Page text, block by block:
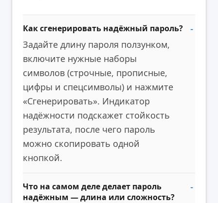
Как сгенерировать надёжный пароль?
Задайте длину пароля ползунком,
включите нужные наборы
символов (строчные, прописные,
цифры и спецсимволы) и нажмите
«Сгенерировать». Индикатор
надёжности подскажет стойкость
результата, после чего пароль
можно скопировать одной
кнопкой.
Что на самом деле делает пароль
надёжным — длина или сложность?